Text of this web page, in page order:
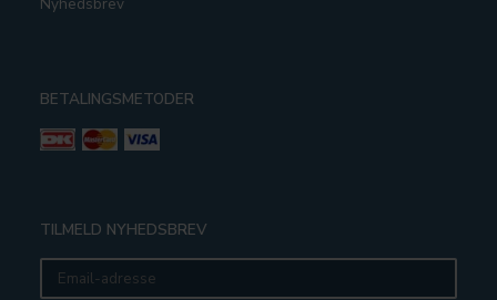
BETALINGSMETODER
TILMELD NYHEDSBREV
Email-
adresse